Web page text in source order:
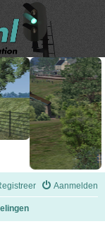
Aanmelden